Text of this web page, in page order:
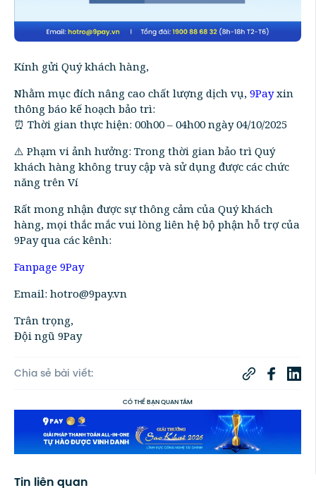
Kính gửi Quý khách hàng,
Nhằm mục đích nâng cao chất lượng dịch vụ, 9Payxin
thông báo kế hoạch bảo trì:
⏰ Thời gian thực hiện: 00h00 – 04h00 ngày 04/10/2025
⚠️ Phạm vi ảnh hưởng: Trong thời gian bảo trì Quý
khách hàng không truy cập và sử dụng được các chức
năng trên Ví
Rất mong nhận được sự thông cảm của Quý khách
hàng, mọi thắc mắc vui lòng liên hệ bộ phận hỗ trợ của
9Pay qua các kênh:
Fanpage 9Pay
Email: hotro@9pay.vn
Trân trọng,
Đội ngũ 9Pay
Chia sẻ bài viết:
CÓ THỂ BẠN QUAN TÂM
Tin liên quan